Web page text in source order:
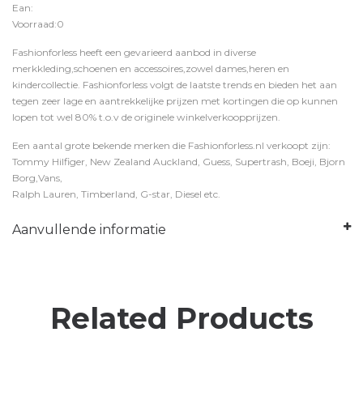
Ean:
Voorraad:0
Fashionforless heeft een gevarieerd aanbod in diverse
merkkleding,schoenen en accessoires,zowel dames,heren en
kindercollectie. Fashionforless volgt de laatste trends en bieden het aan
tegen zeer lage en aantrekkelijke prijzen met kortingen die op kunnen
lopen tot wel 80% t.o.v de originele winkelverkoopprijzen.
Een aantal grote bekende merken die Fashionforless.nl verkoopt zijn:
Tommy Hilfiger, New Zealand Auckland, Guess, Supertrash, Boeji, Bjorn
Borg,Vans,
Ralph Lauren, Timberland, G-star, Diesel etc.
Aanvullende informatie
Related Products